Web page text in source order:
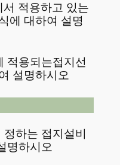
적용하고 있는
에 대하여 설명
적용되는접지선
설명하시오
하는 접지설비
명하시오